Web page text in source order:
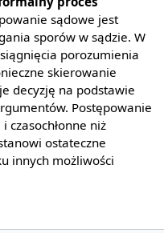
sądowe jest
sporów w sądzie. W
porozumienia
skierowanie
decyzję na podstawie
Postępowanie
czasochłonne niż
ostateczne
innych możliwości